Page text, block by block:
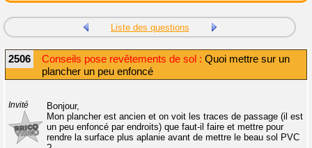
Liste des questions
2506 Conseils pose revêtements de sol : Quoi mettre sur un
plancher un peu enfoncé
Invité
Bonjour,
Mon plancher est ancien et on voit les traces de passage (il est
un peu enfoncé par endroits) que faut-il faire et mettre pour
rendre la surface plus aplanie avant de mettre le beau sol PVC